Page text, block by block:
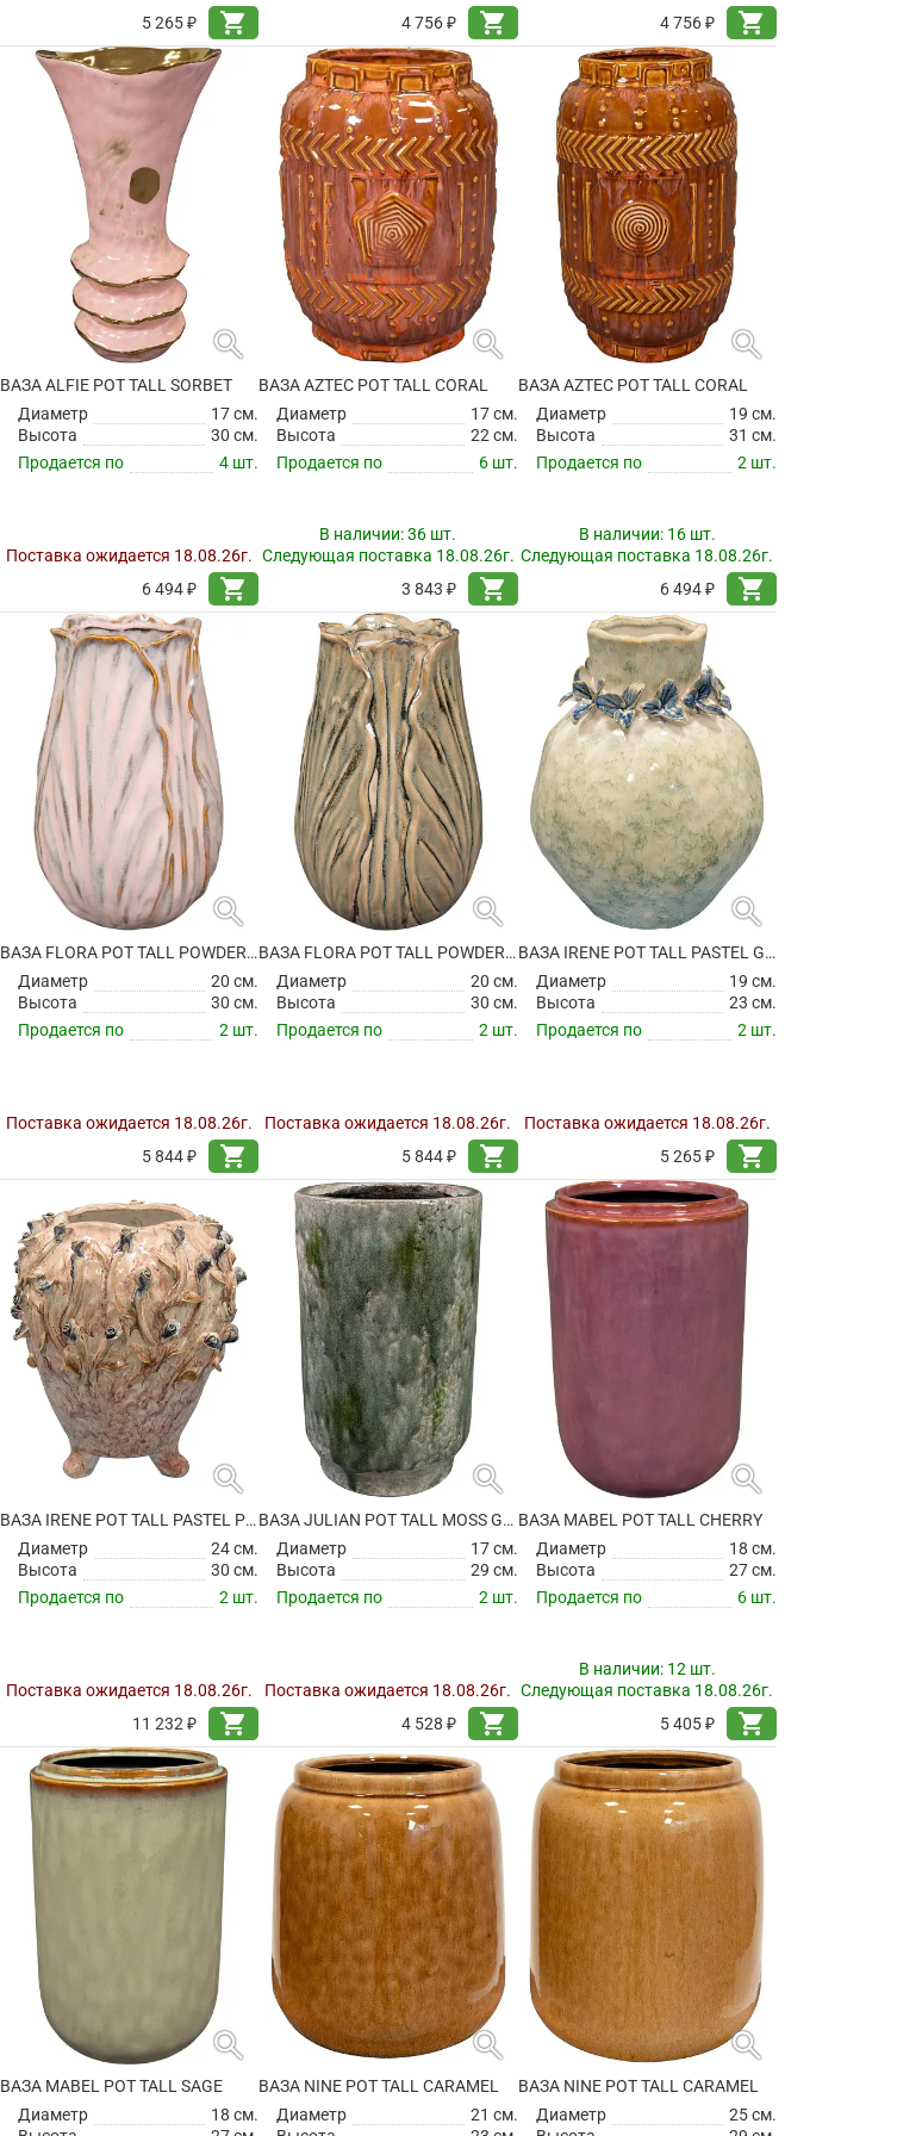
5 265 ₽
shopping_cart
4 756 ₽
shopping_cart
4 756 ₽
shopping_cart
search
ВАЗА ALFIE POT TALL SORBET
Диаметр
17 см.
Высота
30 см.
Продается по
4 шт.
Поставка ожидается 18.08.26г.
6 494 ₽
shopping_cart
search
ВАЗА AZTEC POT TALL CORAL
Диаметр
17 см.
Высота
22 см.
Продается по
6 шт.
В наличии:36 шт.
Следующая поставка 18.08.26г.
3 843 ₽
shopping_cart
search
ВАЗА AZTEC POT TALL CORAL
Диаметр
19 см.
Высота
31 см.
Продается по
2 шт.
В наличии: 16 шт.
Следующая поставка 18.08.26г.
6 494 ₽
shopping_cart
search
ВАЗА FLORA POT TALL POWDER PINK
Диаметр
20 см.
Высота
30 см.
Продается по
2 шт.
Поставка ожидается 18.08.26г.
5 844 ₽
shopping_cart
search
ВАЗА FLORA POT TALL POWDER TAUPE
Диаметр
20 см.
Высота
30 см.
Продается по
2 шт.
Поставка ожидается 18.08.26г.
5 844 ₽
shopping_cart
search
ВАЗА IRENE POT TALL PASTEL GREEN
Диаметр
19 см.
Высота
23 см.
Продается по
2 шт.
Поставка ожидается 18.08.26г.
5 265 ₽
shopping_cart
search
ВАЗА IRENE POT TALL PASTEL PINK
Диаметр
24 см.
Высота
30 см.
Продается по
2 шт.
Поставка ожидается 18.08.26г.
11 232 ₽
shopping_cart
search
ВАЗА JULIAN POT TALL MOSS GREEN
Диаметр
17 см.
Высота
29 см.
Продается по
2 шт.
Поставка ожидается 18.08.26г.
4 528 ₽
shopping_cart
search
ВАЗА MABEL POT TALL CHERRY
Диаметр
18 см.
Высота
27 см.
Продается по
6 шт.
В наличии: 12 шт.
Следующая поставка 18.08.26г.
5 405 ₽
shopping_cart
search
ВАЗА MABEL POT TALL SAGE
Диаметр
18 см.
search
ВАЗА NINE POT TALL CARAMEL
Диаметр
21 см.
search
ВАЗА NINE POT TALL CARAMEL
Диаметр
25 см.